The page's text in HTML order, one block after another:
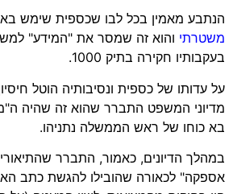
הנתבע מאמין בכל לבו שכספית שימש
משטרתי והוא זה שמסר את "המידע"
בעקבותיו חקירה בתיק 1000.
על עדותו של כספית ונסיבותיה הוטל
מדיוני המשפט התברר שהוא זה שהיה
בא כוחו של ראש הממשלה נתניהו.
במהלך הדיונים, כאמור, התברר
אספקה" לכאורה שהובילו להגשת כתב